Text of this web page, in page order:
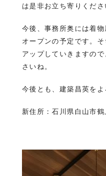
は是非お立ち寄りくださ
今後、事務所奥には着
オープンの予定です。
アップしていきますの
さいね。
今後とも、建築昌英をよ
新住所：石川県白山市